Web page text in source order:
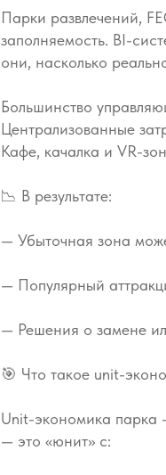
Парки развлечений,
заполняемость. BI-
они, насколько
Большинство
Централизованные
Кафе, качалка и VR-
📉 В результате:
— Убыточная зона
— Популярный
— Решения о замене
🎯 Что такое unit-
Unit-экономика парка
— это «юнит» с: